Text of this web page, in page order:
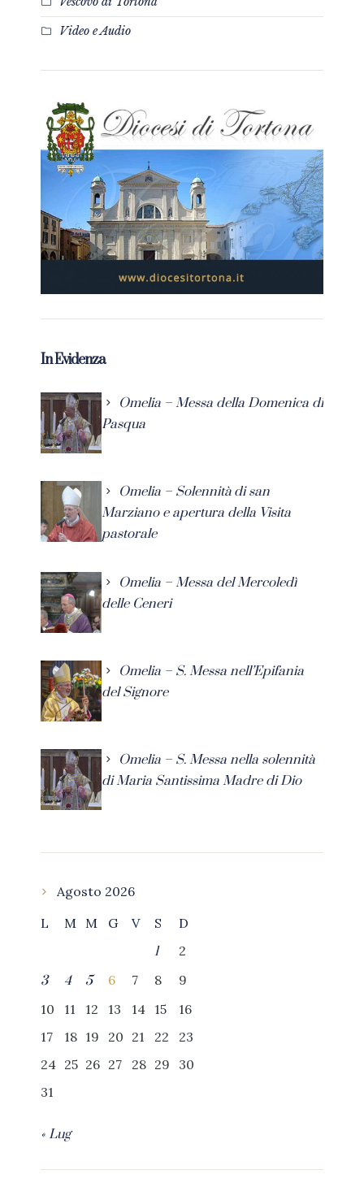
Video e Audio
In Evidenza
Omelia – Messa della Domenica di
Pasqua
Omelia – Solennità di san
Marziano e apertura della Visita
pastorale
Omelia – Messa del Mercoledì
delle Ceneri
Omelia – S. Messa nell’Epifania
del Signore
Omelia – S. Messa nella solennità
di Maria Santissima Madre di Dio
Agosto 2026
L
M M G V S
D
1
2
3
4 5 6 7 8
9
10
11 12 13 14 15
16
17
18 19 20 21 22
23
24 25 26 27 28 29
30
31
« Lug